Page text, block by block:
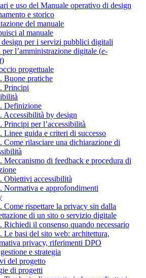
e uso del Manuale operativo di design
e storico
del manuale
al manuale
per i servizi pubblici digitali
per l’amministrazione digitale (e-
)
progettuale
Buone pratiche
Principi
Definizione
Accessibilità by design
Principi per l’accessibilità
Linee guida e criteri di successo
Come rilasciare una dichiarazione di
Meccanismo di feedback e procedura di
Obiettivi accessibilità
Normativa e approfondimenti
Come rispettare la privacy sin dalla
di un sito o servizio digitale
Richiedi il consenso quando necessario
Le basi del sito web: architettura,
privacy, riferimenti DPO
e strategia
del progetto
di progetti